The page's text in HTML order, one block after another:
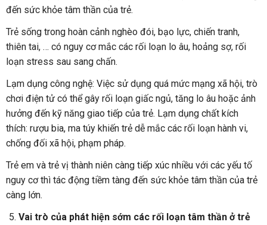
đến sức khỏe tâm thần của trẻ.
Trẻ sống trong hoàn cảnh nghèo đói, bạo lực, chiến tranh,
thiên tai, … có nguy cơ mắc các rối loạn lo âu, hoảng sợ, rối
loạn stress sau sang chấn.
Lạm dụng công nghệ: Việc sử dụng quá mức mạng xã hội, trò
chơi điện tử có thể gây rối loạn giấc ngủ, tăng lo âu hoặc ảnh
hưởng đến kỹ năng giao tiếp của trẻ. Lạm dụng chất kích
thích: rượu bia, ma túy khiến trẻ dễ mắc các rối loạn hành vi,
chống đối xã hội, phạm pháp.
Trẻ em và trẻ vị thành niên càng tiếp xúc nhiều với các yếu tố
nguy cơ thì tác động tiềm tàng đến sức khỏe tâm thần của trẻ
càng lớn.
Vai trò của phát hiện sớm các rối loạn tâm thần ở trẻ